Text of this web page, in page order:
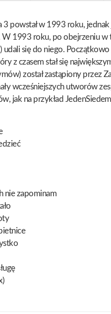
3 powstał w 1993 roku,
W 1993 roku, po obejrzeniu
udali się do niego.
z czasem stał się
został zastąpiony przez
wcześniejszych utworów
jak na przykład
nie zapominam